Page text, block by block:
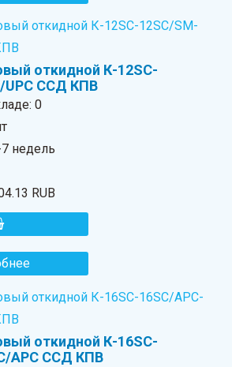
откидной К-12SC-
UPC ССД КПВ
0
недель
RUB
откидной К-16SC-
APC ССД КПВ